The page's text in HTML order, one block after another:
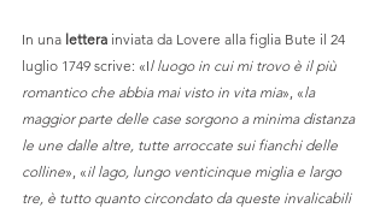
In una lettera inviata da Lovere alla figlia Bute il 24
luglio 1749 scrive: «Il luogo in cui mi trovo è il più
romantico che abbia mai visto in vita mia», «la
maggior parte delle case sorgono a minima distanza
le une dalle altre, tutte arroccate sui fianchi delle
colline», «il lago, lungo venticinque miglia e largo
tre, è tutto quanto circondato da queste invalicabili